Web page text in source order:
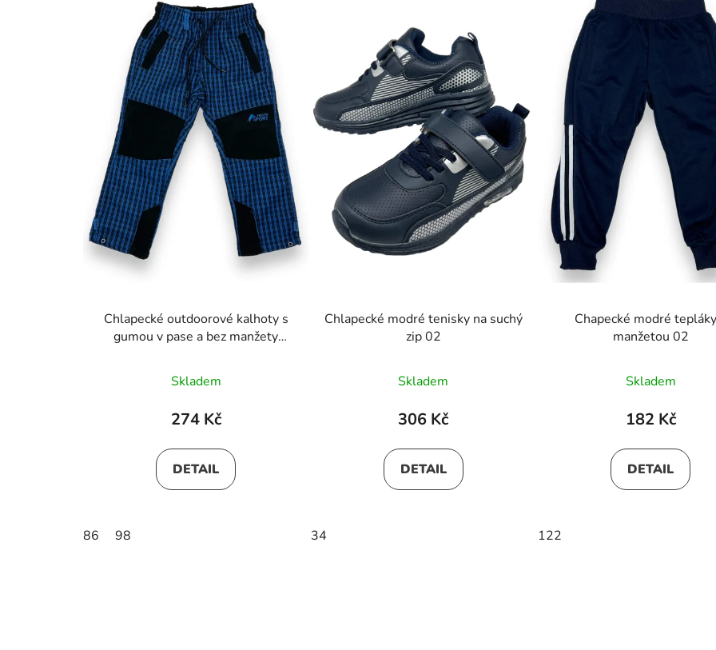
Chlapecké outdoorové kalhoty s
gumou v pase a bez manžety
Skladem
274 Kč
DETAIL
86 98
Chlapecké modré tenisky na suchý
zip 02
Skladem
306 Kč
DETAIL
34
Chapecké modré
manžetou 02
Skladem
182 Kč
DETAIL
122